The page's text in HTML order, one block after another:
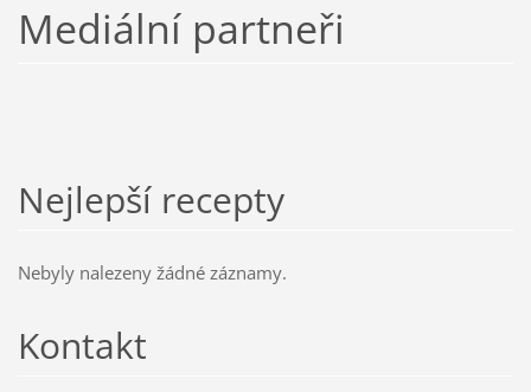
Mediální partneři
Nejlepší recepty
Nebyly nalezeny žádné záznamy.
Kontakt